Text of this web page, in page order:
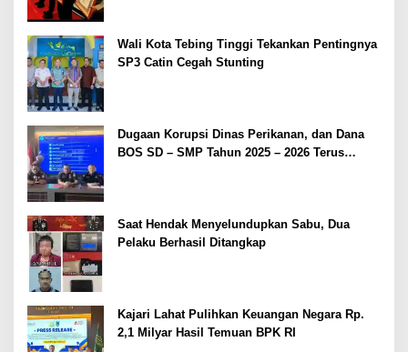
Wali Kota Tebing Tinggi Tekankan Pentingnya
SP3 Catin Cegah Stunting
Dugaan Korupsi Dinas Perikanan, dan Dana
BOS SD – SMP Tahun 2025 – 2026 Terus
Saat Hendak Menyelundupkan Sabu, Dua
Pelaku Berhasil Ditangkap
Kajari Lahat Pulihkan Keuangan Negara Rp.
2,1 Milyar Hasil Temuan BPK RI